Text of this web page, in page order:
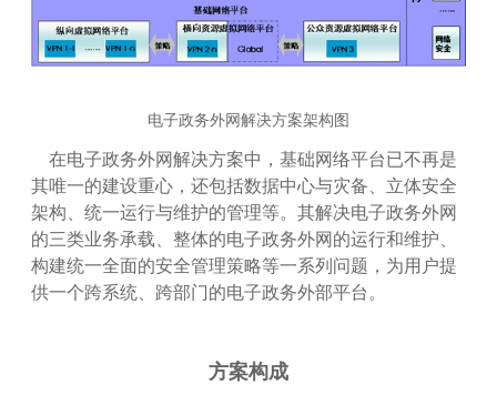
电子政务外网解决方案架构图
在电子政务外网解决方案中，基础网络平台已不再是
其唯一的建设重心，还包括数据中心与灾备、立体安全
架构、统一运行与维护的管理等。其解决电子政务外网
的三类业务承载、整体的电子政务外网的运行和维护、
构建统一全面的安全管理策略等一系列问题，为用户提
供一个跨系统、跨部门的电子政务外部平台。
方案构成